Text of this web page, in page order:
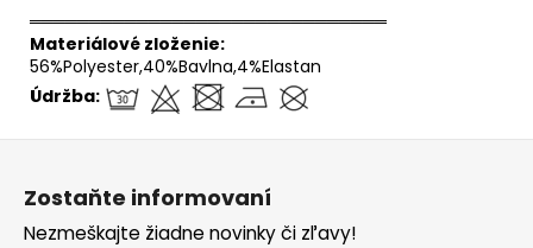
══════════════════════════════
Materiálové zloženie:
56%Polyester,40%Bavlna,4%Elastan
Údržba:
Zostaňte informovaní
Nezmeškajte žiadne novinky či zľavy!